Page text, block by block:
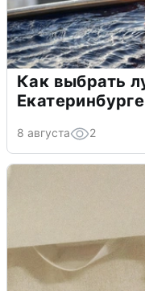
Как выбрать
Екатеринбурге
8 августа 2